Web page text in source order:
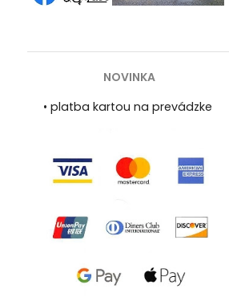
NOVINKA
• platba kartou na prevádzke